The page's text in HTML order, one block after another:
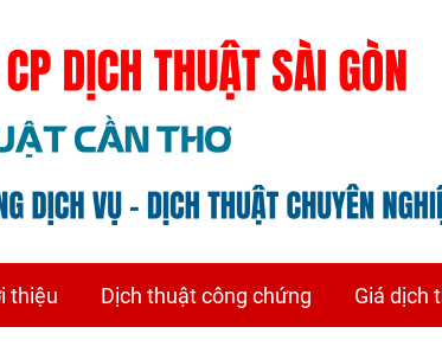
thiệu Dịch thuật công chứng Giá dịch